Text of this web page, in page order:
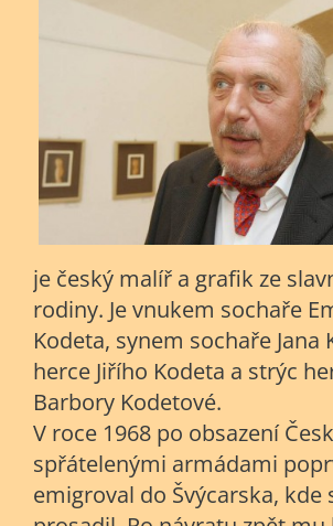
je český malíř a grafik ze
rodiny. Je vnukem sochaře
Kodeta, synem sochaře Jana
herce Jiřího Kodeta a strýc
Barbory Kodetové.
V roce 1968 po obsazení
spřátelenými armádami
emigroval do Švýcarska, kde